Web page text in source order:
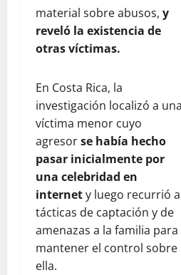
material sobre abusos, y
reveló la existencia de
otras víctimas.
En Costa Rica, la
investigación localizó a una
víctima menor cuyo
agresorse había hecho
pasar inicialmente por
una celebridad en
internety luego recurrió a
tácticas de captación y de
amenazas a la familia para
mantener el control sobre
ella.